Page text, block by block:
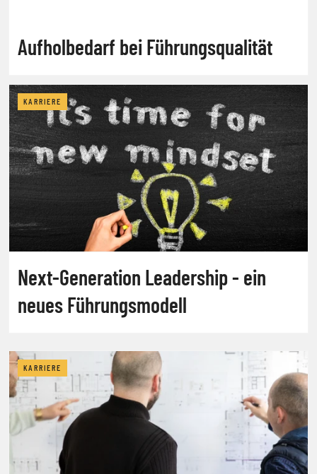
Aufholbedarf bei Führungsqualität
KARRIERE
Next-Generation Leadership - ein
neues Führungsmodell
KARRIERE